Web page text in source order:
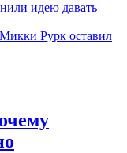
идею давать
Рурк оставил